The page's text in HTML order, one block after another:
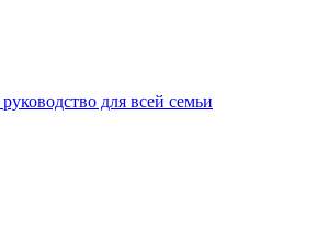
для всей семьи